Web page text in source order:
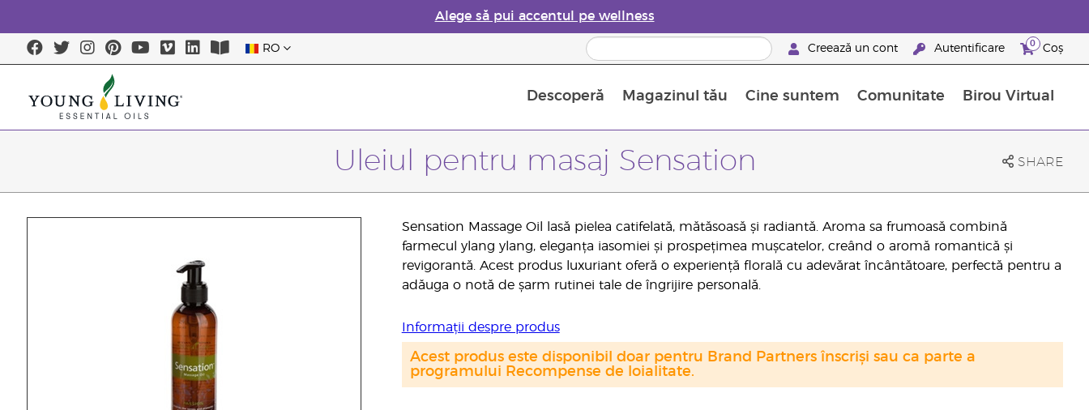
Alege să pui accentul pe wellness
RO Creează un cont Autentificare 0 Coș
Descoperă Magazinul tău Cine suntem Comunitate Birou Virtual
Uleiul pentru masaj Sensation SHARE
Sensation Massage Oil lasă pielea catifelată, mătăsoasă și radiantă. Aroma sa frumoasă combină
farmecul ylang ylang, eleganța iasomiei și prospețimea mușcatelor, creând o aromă romantică și
revigorantă. Acest produs luxuriant oferă o experiență florală cu adevărat încântătoare, perfectă pentru a
adăuga o notă de șarm rutinei tale de îngrijire personală.
Informații despre produs
Acest produs este disponibil doar pentru Brand Partners înscriși sau ca parte a
programului Recompense de loialitate.